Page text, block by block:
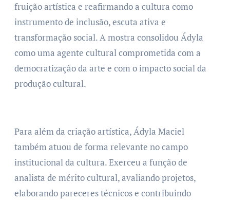
fruição artística e reafirmando a cultura como
instrumento de inclusão, escuta ativa e
transformação social. A mostra consolidou Ádyla
como uma agente cultural comprometida com a
democratização da arte e com o impacto social da
produção cultural.
Para além da criação artística, Ádyla Maciel
também atuou de forma relevante no campo
institucional da cultura. Exerceu a função de
analista de mérito cultural, avaliando projetos,
elaborando pareceres técnicos e contribuindo